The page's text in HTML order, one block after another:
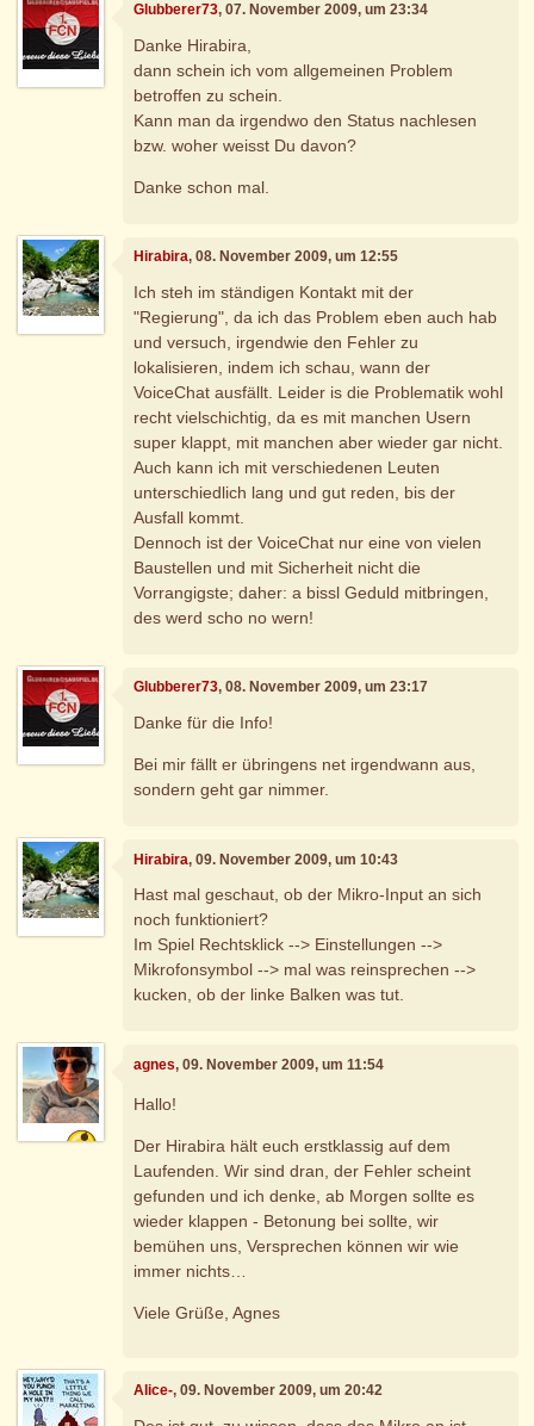
Glubberer73, 07. November 2009, um 23:34
Danke Hirabira,
dann schein ich vom allgemeinen Problem
betroffen zu schein.
Kann man da irgendwo den Status nachlesen
bzw. woher weisst Du davon?
Danke schon mal.
Hirabira, 08. November 2009, um 12:55
Ich steh im ständigen Kontakt mit der
"Regierung", da ich das Problem eben auch hab
und versuch, irgendwie den Fehler zu
lokalisieren, indem ich schau, wann der
VoiceChat ausfällt. Leider is die Problematik wohl
recht vielschichtig, da es mit manchen Usern
super klappt, mit manchen aber wieder gar nicht.
Auch kann ich mit verschiedenen Leuten
unterschiedlich lang und gut reden, bis der
Ausfall kommt.
Dennoch ist der VoiceChat nur eine von vielen
Baustellen und mit Sicherheit nicht die
Vorrangigste; daher: a bissl Geduld mitbringen,
des werd scho no wern!
Glubberer73, 08. November 2009, um 23:17
Danke für die Info!
Bei mir fällt er übringens net irgendwann aus,
sondern geht gar nimmer.
Hirabira, 09. November 2009, um 10:43
Hast mal geschaut, ob der Mikro-Input an sich
noch funktioniert?
Im Spiel Rechtsklick --> Einstellungen -->
Mikrofonsymbol --> mal was reinsprechen -->
kucken, ob der linke Balken was tut.
agnes, 09. November 2009, um 11:54
Hallo!
Der Hirabira hält euch erstklassig auf dem
Laufenden. Wir sind dran, der Fehler scheint
gefunden und ich denke, ab Morgen sollte es
wieder klappen - Betonung bei sollte, wir
bemühen uns, Versprechen können wir wie
immer nichts…
Viele Grüße, Agnes
Alice-, 09. November 2009, um 20:42